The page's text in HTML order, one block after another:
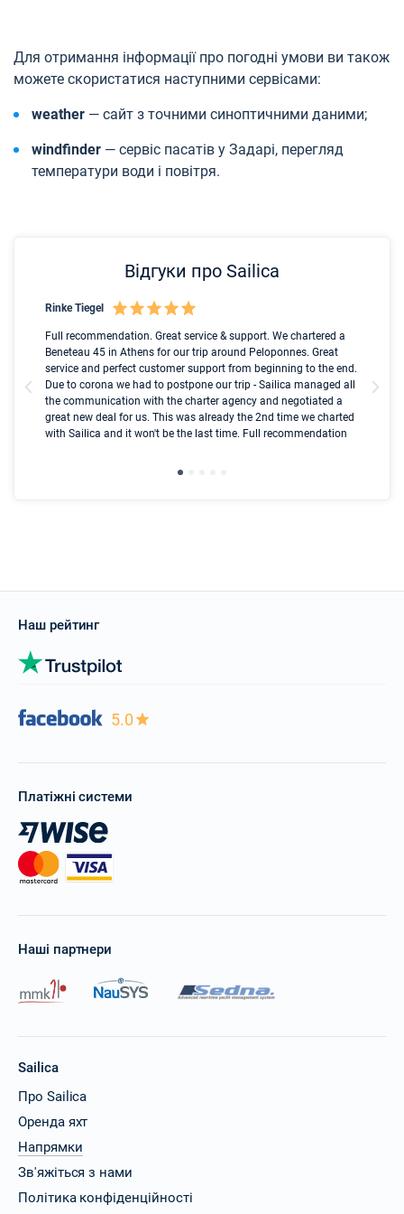
Для отримання інформації про погодні умови ви також
можете скористатися наступними сервісами:
weather — сайт з точними синоптичними даними;
windfinder — сервіс пасатів у Задарі, перегляд
температури води і повітря.
Відгуки про Sailica
Rinke Tiegel
Full recommendation. Great service & support. We chartered a
Beneteau 45 in Athens for our trip around Peloponnes. Great
service and perfect customer support from beginning to the end.
Due to corona we had to postpone our trip - Sailica managed all
the communication with the charter agency and negotiated a
great new deal for us. This was already the 2nd time we charted
with Sailica and it won't be the last time. Full recommendation
Наш рейтинг
5.0
Платіжні системи
Наші партнери
Sailica
Про Sailica
Оренда яхт
Напрямки
Зв'яжіться з нами
Політика конфіденційності